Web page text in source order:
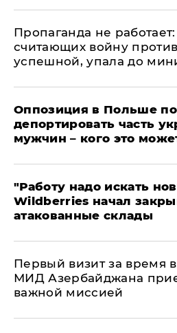
​Пропаганда не
считающих войну
успешной, упала до
Оппозиция в Польше
депортировать часть
мужчин – кого это
"Работу надо искать
Wildberries начал
атакованные склады
Первый визит за время
МИД Азербайджана
важной миссией